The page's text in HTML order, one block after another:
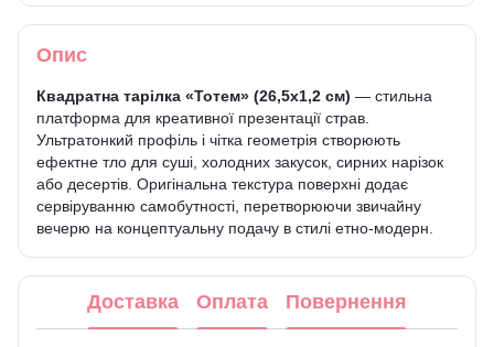
Опис
Квадратна тарілка «Тотем» (26,5х1,2 см) — стильна
платформа для креативної презентації страв.
Ультратонкий профіль і чітка геометрія створюють
ефектне тло для суші, холодних закусок, сирних нарізок
або десертів. Оригінальна текстура поверхні додає
сервіруванню самобутності, перетворюючи звичайну
вечерю на концептуальну подачу в стилі етно-модерн.
Доставка Оплата Повернення